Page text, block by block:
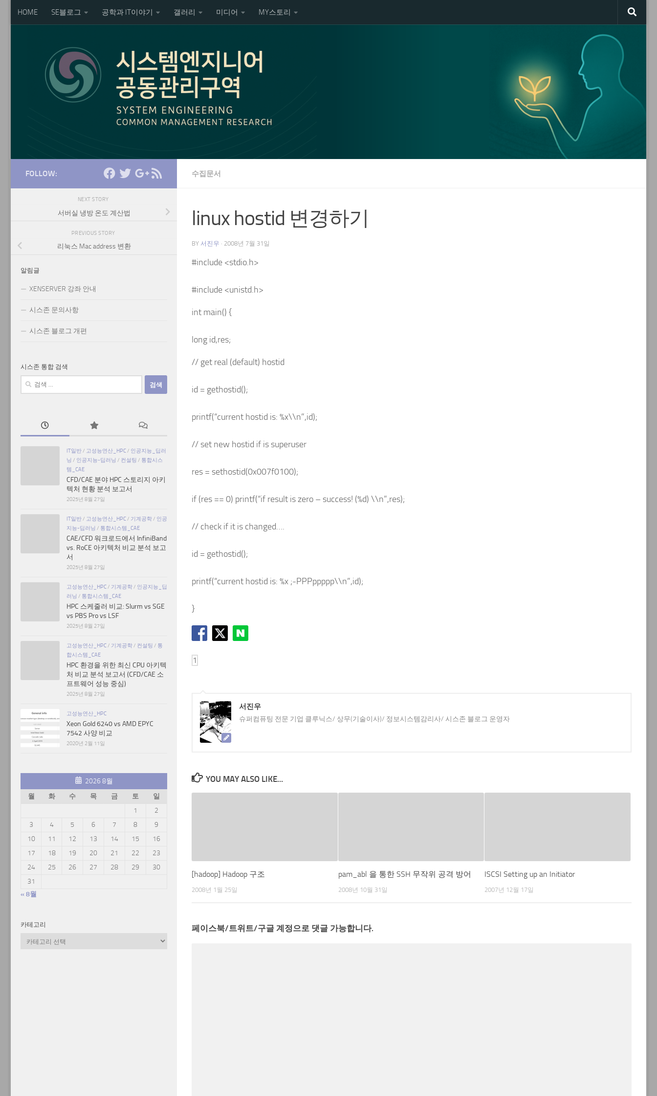
Skip to content
HOME SE블로그 공학과 IT이야기 갤러리 미디어 MY스토리
수집문서
linux hostid 변경하기
BY 서진우 · 2008년 7월 31일
#include <stdio.h>
#include <unistd.h>
int main() {
long id,res;
// get real (default) hostid
id = gethostid();
printf(“current hostid is: %x\\n”,id);
// set new hostid if is superuser
res = sethostid(0x007f0100);
if (res == 0) printf(“if result is zero – success! (%d) \\n”,res);
// check if it is changed….
id = gethostid();
printf(“current hostid is: %x ;-PPPppppp\\n”,id);
}
서진우
슈퍼컴퓨팅 전문 기업 클루닉스/ 상무(기술이사)/ 정보시스템감리사/ 시스존 블로그 운영자
YOU MAY ALSO LIKE...
[hadoop] Hadoop 구조
2008년 1월 25일
pam_abl 을 통한 SSH 무작위 공격 방어
2008년 10월 31일
ISCSI Setting up an Initiator
2007년 12월 17일
페이스북/트위트/구글 계정으로 댓글 가능합니다.
FOLLOW:
NEXT STORY
서버실 냉방 온도 계산법
PREVIOUS STORY
리눅스 Mac address 변환
알림글
XENSERVER 강좌 안내
시스존 문의사항
시스존 블로그 개편
시스존 통합 검색
검
IT일반/ 고성능연산_HPC/ 인공지능_딥러
닝 / 인공지능-딥러닝 / 컨설팅 / 통합시스
템_CAE
CFD/CAE 분야 HPC 스토리지 아키
텍처 현황 분석 보고서
2025년 8월 27일
IT일반/ 고성능연산_HPC/ 기계공학/ 인공
지능-딥러닝 / 통합시스템_CAE
CAE/CFD 워크로드에서 InfiniBand
vs. RoCE 아키텍처 비교 분석 보고
서
2025년 8월 27일
고성능연산_HPC/ 기계공학/ 인공지능_딥
러닝 / 통합시스템_CAE
HPC 스케줄러 비교: Slurm vs SGE
vs PBS Pro vs LSF
2025년 8월 27일
고성능연산_HPC/ 기계공학/ 컨설팅 / 통
합시스템_CAE
HPC 환경을 위한 최신 CPU 아키텍
처 비교 분석 보고서 (CFD/CAE 소
프트웨어 성능 중심)
2025년 8월 27일
고성능연산_HPC
Xeon Gold 6240 vs AMD EPYC
7542 사양 비교
2020년 2월 11일
2026 8월
월
화 수 목 금 토
일
1
2
3
4 5 6 7 8
9
10
11 12 13 14 15
16
17
18 19 20 21 22
23
24
25 26 27 28 29
30
31
« 8월
카테고리